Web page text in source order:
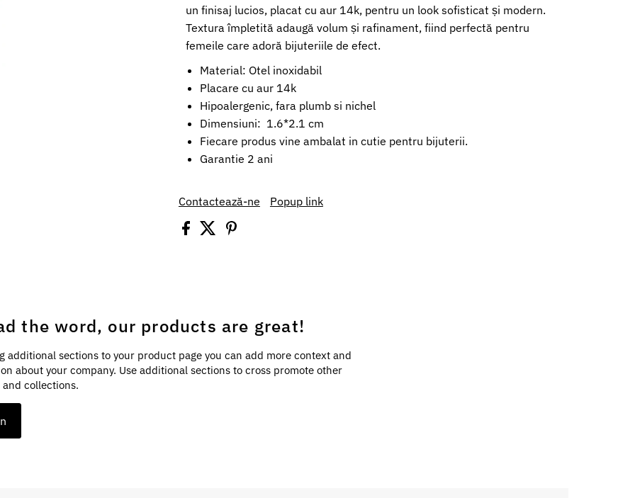
un finisaj lucios, placat cu aur 14k, pentru un look sofisticat și modern.
Textura împletită adaugă volum și rafinament, fiind perfectă pentru
femeile care adoră bijuteriile de efect.
Material: Otel inoxidabil
Placare cu aur 14k
Hipoalergenic, fara plumb si nichel
Dimensiuni: 1.6*2.1 cm
Fiecare produs vine ambalat in cutie pentru bijuterii.
Garantie 2 ani
Contactează-ne Popup link
the word, our products are great!
additional sections to your product page you can add more context and
about your company. Use additional sections to cross promote other
collections.